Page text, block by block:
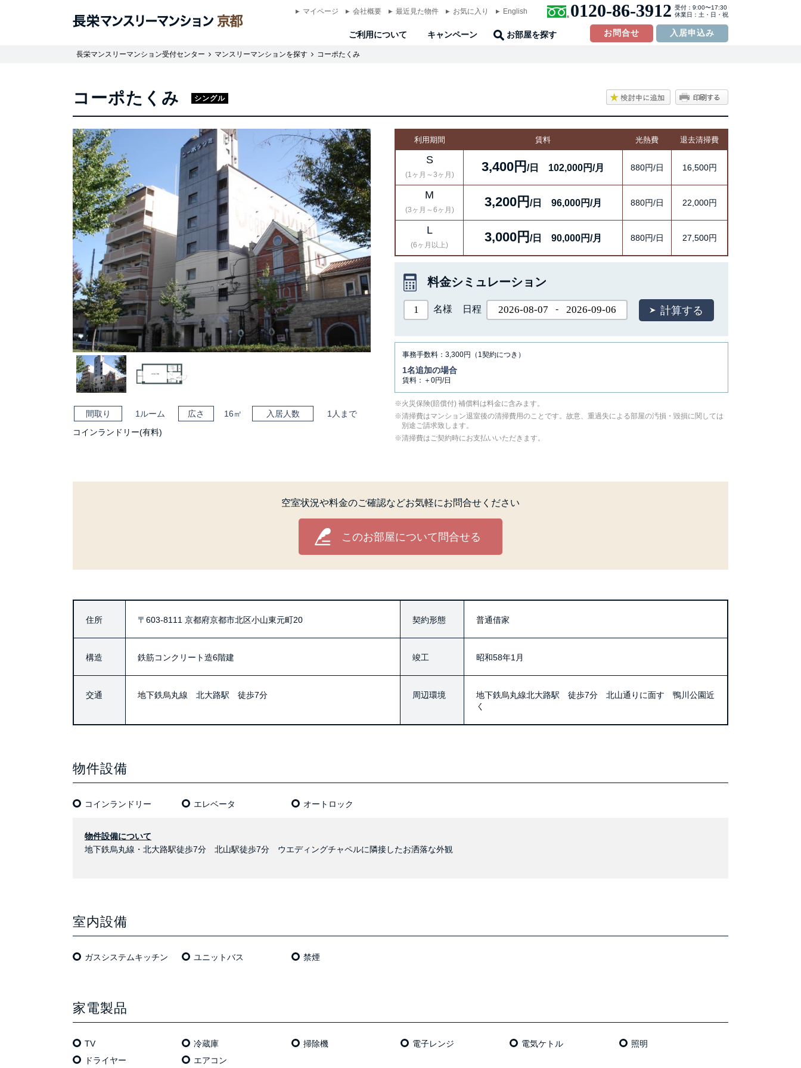
マイページ 会社概要 最近見た物件 お気に入り English 0120-86-3912 受付：9:00〜17:30
休業日：土・日・祝
ご利用について キャンペーン お部屋を探す お問合せ 入居申込み
長栄マンスリーマンション受付センター マンスリーマンションを探す コーポたくみ
コーポたくみ シングル
間取り 1ルーム 広さ 16㎡ 入居人数
1人まで
コインランドリー(有料)
利用期間 賃料 光熱費 退去清掃費
S
(1ヶ月～3ヶ月)
3,400円 /日 102,000円/月 880円/日 16,500円
M
(3ヶ月～6ヶ月)
3,200円 /日 96,000円/月 880円/日 22,000円
L
(6ヶ月以上)
3,000円 /日 90,000円/月 880円/日 27,500円
料金シミュレーション
名様 日程 -
事務手数料：3,300円（1契約につき）
1名追加の場合
賃料：＋0円/日
⽕災保険(賠償付) 補償料は料⾦に含みます。
清掃費はマンション退室後の清掃費用のことです。故意、重過失による部屋の汚損・毀損に関しては
別途ご請求致します。
清掃費はご契約時にお支払いいただきます。
空室状況や料金のご確認などお気軽にお問合せください
このお部屋について問合せる
住所 〒603-8111 京都府京都市北区小山東元町20 契約形態 普通借家
構造 鉄筋コンクリート造6階建 竣工 昭和58年1月
交通 地下鉄烏丸線 北大路駅 徒歩7分 周辺環境
地下鉄烏丸線北大路駅 徒歩7分 北山通りに面す 鴨川公園近
く
物件設備
コインランドリー エレベータ オートロック
物件設備について
地下鉄烏丸線・北大路駅徒歩7分 北山駅徒歩7分 ウエディングチャペルに隣接したお洒落な外観
室内設備
ガスシステムキッチン ユニットバス 禁煙
家電製品
TV 冷蔵庫 掃除機 電⼦レンジ 電気ケトル
照明
ドライヤー
エアコン